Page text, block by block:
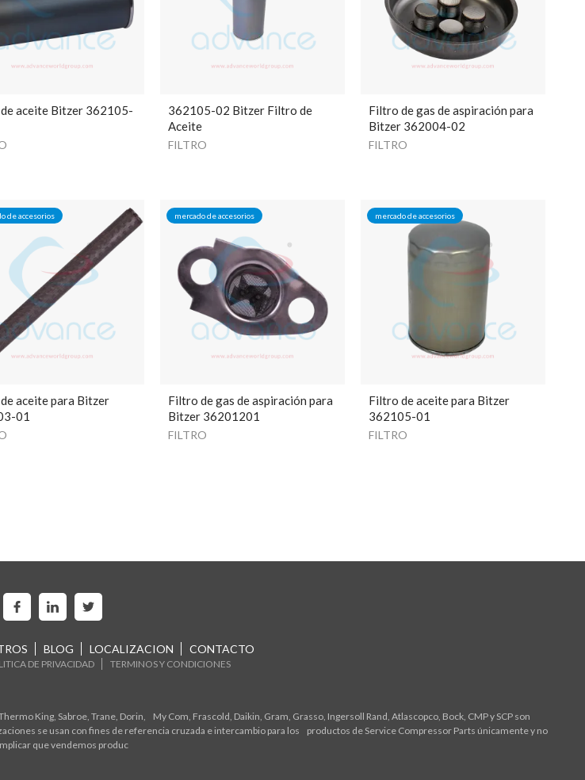
aceite Bitzer 362105-
362105-02 Bitzer Filtro de
Aceite
FILTRO
Filtro de gas de aspiración para
Bitzer 362004-02
FILTRO
de accesorios
aceite para Bitzer
01
mercado de accesorios
Filtro de gas de aspiración para
Bitzer 36201201
FILTRO
mercado de accesorios
Filtro de aceite para Bitzer
362105-01
FILTRO
BLOG LOCALIZACION CONTACTO
DE PRIVACIDAD TERMINOS Y CONDICIONES
King, Sabroe, Trane, Dorin, My Com, Frascold, Daikin, Gram, Grasso, Ingersoll Rand, Atlascopco, Bock, CMP y SCP son
se usan con fines de referencia cruzada e intercambio para los productos de Service Compressor Parts únicamente y no
que vendemos produc